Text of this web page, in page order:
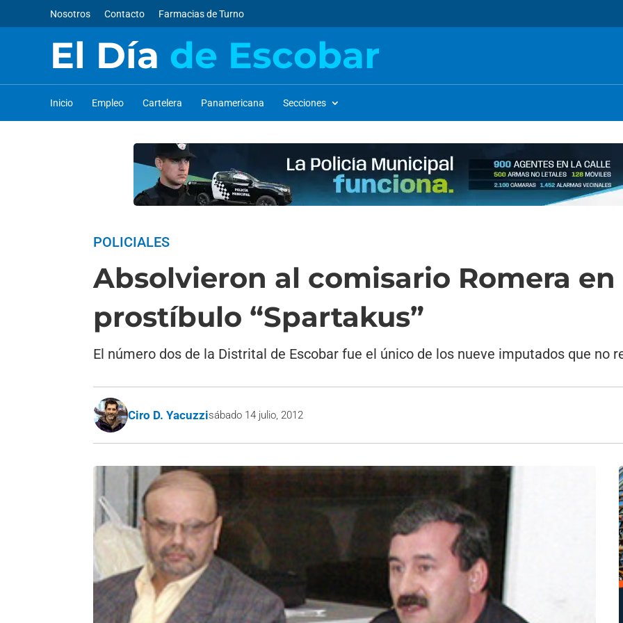
Nosotros Contacto Farmacias de Turno
El Día de Escobar
Inicio Empleo Cartelera Panamericana Secciones
POLICIALES
Absolvieron al comisario Romera en
prostíbulo “Spartakus”
El número dos de la Distrital de Escobar fue el único de los nueve imputados que no
Ciro D. Yacuzzisábado 14 julio, 2012